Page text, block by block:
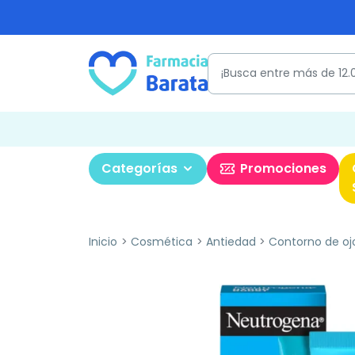
Categorías Promociones
Inicio Cosmética Antiedad Contorno de